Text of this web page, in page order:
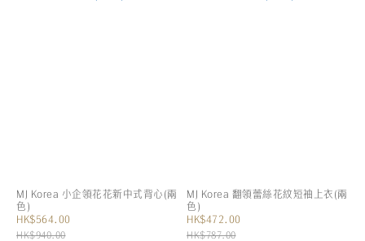
MJ Korea 小企領花花新中式背心(兩
色)
HK$564.00
HK$940.00
MJ Korea 翻領蕾絲花紋短袖上衣(兩
色)
HK$472.00
HK$787.00